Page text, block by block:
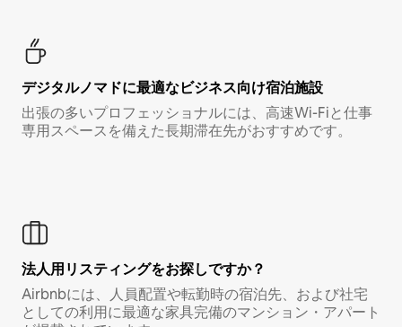
デジタルノマド⁠に最⁠適⁠なビ⁠ジ⁠ネ⁠ス⁠向⁠け宿⁠泊⁠施⁠設
出張の多いプロフェッショナルには、高速Wi-Fiと仕事
専用スペースを備えた長期滞在先がおすすめです。
法人用リスティングをお探しですか？
Airbnbには、人員配置や転勤時の宿泊先、および社宅
としての利用に最適な家具完備のマンション・アパート